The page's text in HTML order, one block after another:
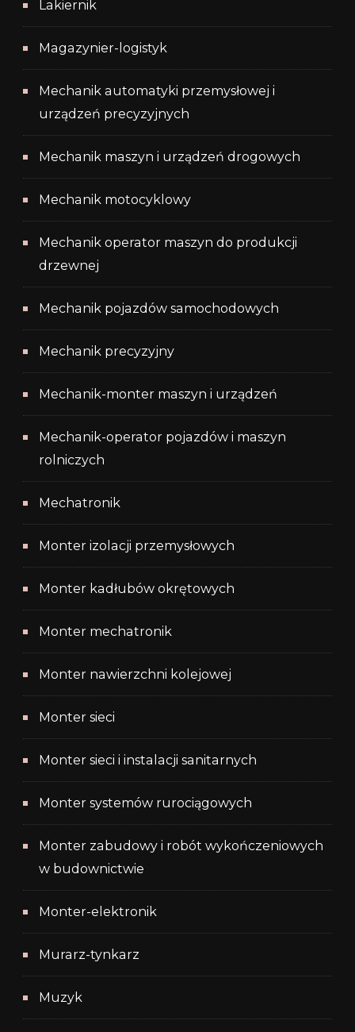
Lakiernik
Magazynier-logistyk
Mechanik automatyki przemysłowej i
urządzeń precyzyjnych
Mechanik maszyn i urządzeń drogowych
Mechanik motocyklowy
Mechanik operator maszyn do produkcji
drzewnej
Mechanik pojazdów samochodowych
Mechanik precyzyjny
Mechanik-monter maszyn i urządzeń
Mechanik-operator pojazdów i maszyn
rolniczych
Mechatronik
Monter izolacji przemysłowych
Monter kadłubów okrętowych
Monter mechatronik
Monter nawierzchni kolejowej
Monter sieci
Monter sieci i instalacji sanitarnych
Monter systemów rurociągowych
Monter zabudowy i robót wykończeniowych
w budownictwie
Monter-elektronik
Murarz-tynkarz
Muzyk